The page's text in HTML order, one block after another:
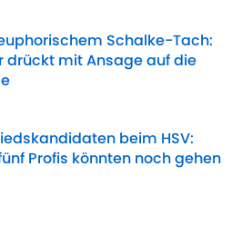
Schalke-Tach:
drückt mit Ansage auf die
by on Invalid Date
beim HSV:
Profis könnten noch gehen